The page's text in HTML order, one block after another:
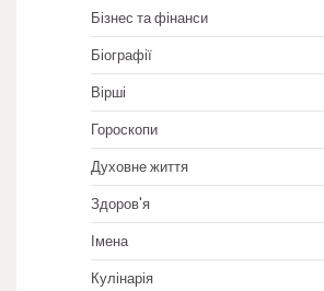
Бізнес та фінанси
Біографії
Вірші
Гороскопи
Духовне життя
Здоров'я
Імена
Кулінарія